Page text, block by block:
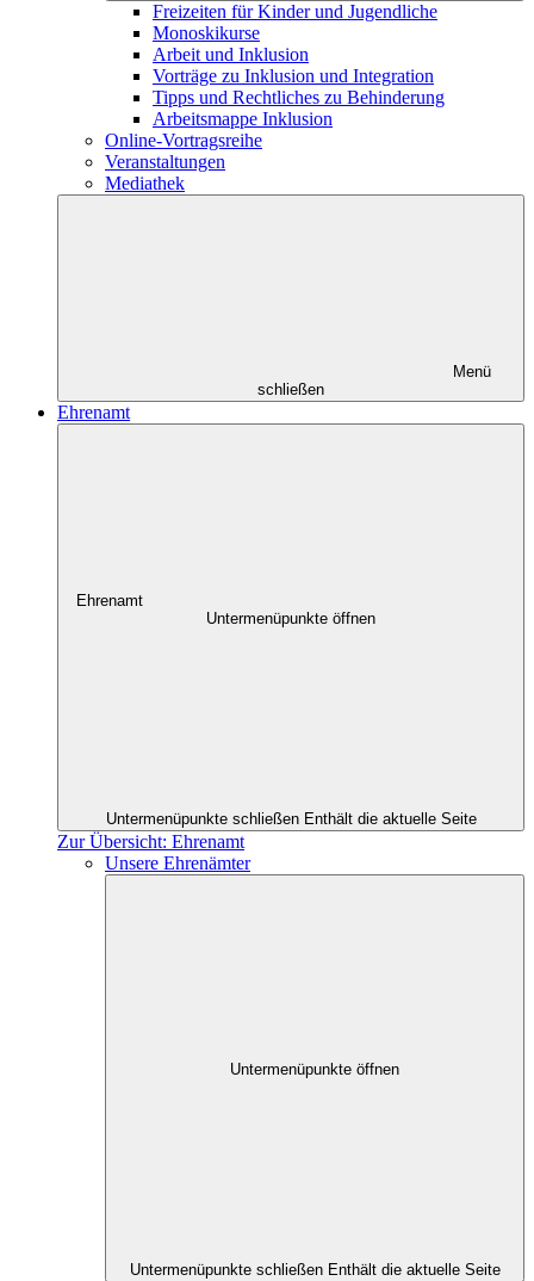
Freizeiten für Kinder und Jugendliche
Monoskikurse
Arbeit und Inklusion
Vorträge zu Inklusion und Integration
Tipps und Rechtliches zu Behinderung
Arbeitsmappe Inklusion
Online-Vortragsreihe
Veranstaltungen
Mediathek
Menü
schließen
Ehrenamt
Ehrenamt
Untermenüpunkte öffnen
Untermenüpunkte schließen Enthält die aktuelle Seite
Zur Übersicht: Ehrenamt
Unsere Ehrenämter
Untermenüpunkte öffnen
Untermenüpunkte schließen Enthält die aktuelle Seite